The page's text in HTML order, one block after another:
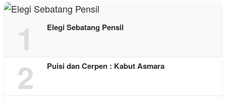
1 Elegi Sebatang Pensil
2 Puisi dan Cerpen : Kabut Asmara